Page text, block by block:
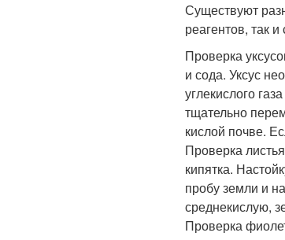
Существуют
реагентов, так
Проверка
и сода. Уксус
углекислого
тщательно
кислой почве.
Проверка
кипятка.
пробу земли и
среднекислую,
Проверка